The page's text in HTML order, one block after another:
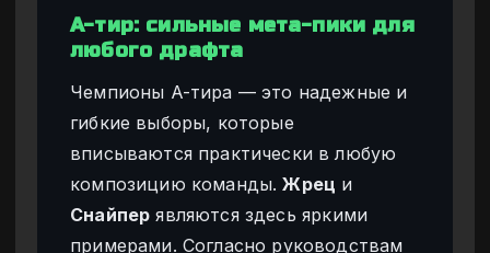
A-тир: сильные мета-пики для
любого драфта
Чемпионы A-тира — это надежные и
гибкие выборы, которые
вписываются практически в любую
композицию команды.Жрец и
Снайпер являются здесь яркими
примерами. Согласно руководствам